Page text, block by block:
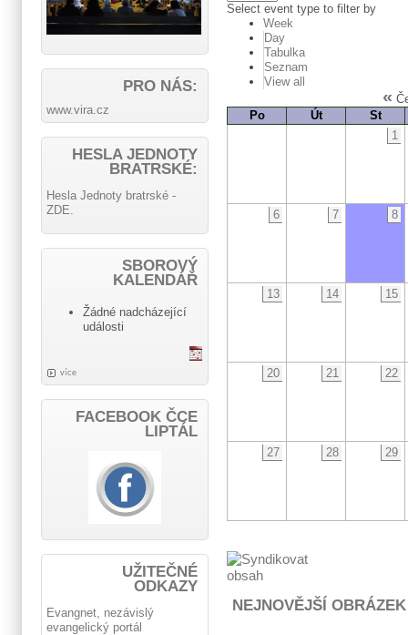
Select event type to filter by
Week
Day
Tabulka
Seznam
View all
«
Po
Út
St
1
6 7 8
13 14 15
20 21 22
27 28 29
NEJNOVĚJŠÍ OBRÁZEK
PRO NÁS:
www.vira.cz
HESLA JEDNOTY
BRATRSKÉ:
Hesla Jednoty bratrské -
ZDE.
SBOROVÝ
KALENDÁŘ
Žádné nadcházející
události
více
FACEBOOK ČCE
LIPTÁL
UŽITEČNÉ
ODKAZY
Evangnet, nezávislý
evangelický portál